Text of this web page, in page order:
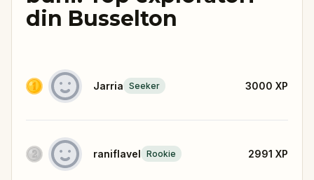
din Busselton
Jarria Seeker 3000 XP
raniflavel Rookie 2991 XP